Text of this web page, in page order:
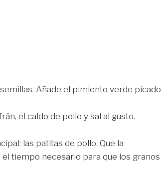
Añade el pimiento verde picado
el caldo de pollo y sal al gusto.
las patitas de pollo. Que la
tiempo necesario para que los granos